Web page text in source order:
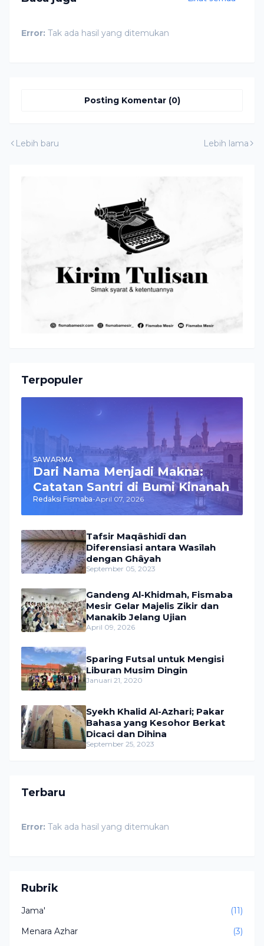
Error: Tak ada hasil yang ditemukan
Posting Komentar (0)
Lebih baru Lebih lama
Terpopuler
SAWARMA
Dari Nama Menjadi Makna:
Catatan Santri di Bumi Kinanah
Redaksi Fismaba-April 07, 2026
Tafsir Maqâshidî dan
Diferensiasi antara Wasîlah
dengan Ghâyah
September 05, 2023
Gandeng Al-Khidmah, Fismaba
Mesir Gelar Majelis Zikir dan
Manakib Jelang Ujian
April 09, 2026
Sparing Futsal untuk Mengisi
Liburan Musim Dingin
Januari 21, 2020
Syekh Khalid Al-Azhari; Pakar
Bahasa yang Kesohor Berkat
Dicaci dan Dihina
September 25, 2023
Terbaru
Error: Tak ada hasil yang ditemukan
Rubrik
Jama'
(11)
Menara Azhar
(3)